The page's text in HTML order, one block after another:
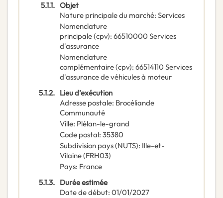
5.1.1. Objet
Nature principale du marché: Services
Nomenclature
principale(cpv): 66510000 Services
d'assurance
Nomenclature
complémentaire(cpv): 66514110 Services
d'assurance de véhicules à moteur
5.1.2. Lieu d’exécution
Adresse postale: Brocéliande
Communauté
Ville: Plélan-le-grand
Code postal: 35380
Subdivision pays (NUTS): Ille-et-
Vilaine(FRH03)
Pays: France
5.1.3. Durée estimée
Date de début: 01/01/2027